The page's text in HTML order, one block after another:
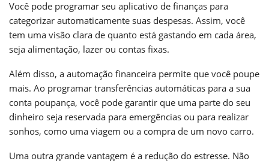
Você pode programar seu aplicativo de finanças para
categorizar automaticamente suas despesas. Assim, você
tem uma visão clara de quanto está gastando em cada área,
seja alimentação, lazer ou contas fixas.
Além disso, a automação financeira permite que você poupe
mais. Ao programar transferências automáticas para a sua
conta poupança, você pode garantir que uma parte do seu
dinheiro seja reservada para emergências ou para realizar
sonhos, como uma viagem ou a compra de um novo carro.
Uma outra grande vantagem é a redução do estresse. Não